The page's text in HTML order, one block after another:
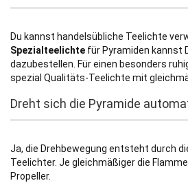
Du kannst handelsübliche Teelichte
Spezialteelichte für Pyramiden kannst
dazubestellen. Für einen besonders
spezial Qualitäts-Teelichte mit
Dreht sich die Pyramide
Ja, die Drehbewegung entsteht durch
Teelichter. Je gleichmäßiger die
Propeller.